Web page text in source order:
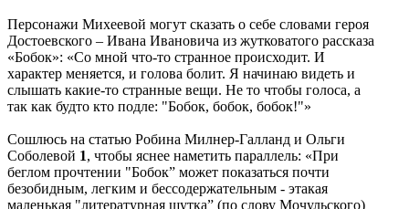
Персонажи Михеевой могут сказать о себе словами героя
Достоевского – Ивана Ивановича из жутковатого рассказа
«Бобок»: «Со мной что-то странное происходит. И
характер меняется, и голова болит. Я начинаю видеть и
слышать какие-то странные вещи. Не то чтобы голоса, а
так как будто кто подле: "Бобок, бобок, бобок!"»
Сошлюсь на статью Робина Милнер-Галланд и Ольги
Соболевой 1, чтобы яснее наметить параллель: «При
беглом прочтении "Бобок” может показаться почти
безобидным, легким и бессодержательным - этакая
маленькая "литературная шутка” (по слову Мочульского)